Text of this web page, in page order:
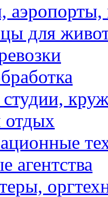
для
отдых
агентства